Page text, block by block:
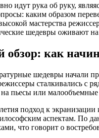
идут рука об руку,
каким образом
мастерства
шедевры оживают на
обзор: как
шедевры начали
сталкивались с
на пьесы или
подход к
аспектам. По
что говорит о